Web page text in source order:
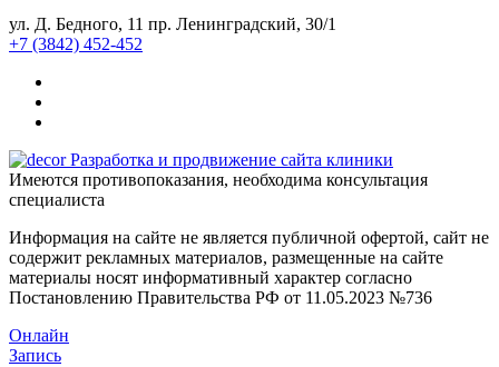
ул. Д. Бедного, 11 пр. Ленинградский, 30/1
+7 (3842) 452-452
Разработка и продвижение сайта клиники
Имеются противопоказания, необходима консультация
специалиста
Информация на сайте не является публичной офертой, сайт не
содержит рекламных материалов, размещенные на сайте
материалы носят информативный характер согласно
Постановлению Правительства РФ от 11.05.2023 №736
Онлайн
Запись